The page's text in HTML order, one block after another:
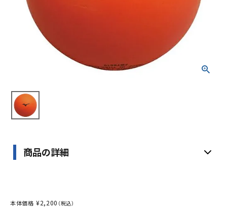
ご利用ガイド
お問い合わせ
メルマガ登録
商品の詳細
本体価格 ¥2,200 （税込）